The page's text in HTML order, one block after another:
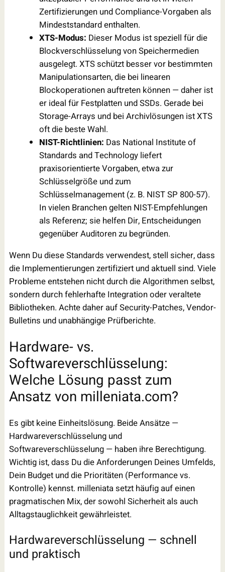
Zertifizierungen und Compliance-Vorgaben als
Mindeststandard enthalten.
XTS-Modus: Dieser Modus ist speziell für die
Blockverschlüsselung von Speichermedien
ausgelegt. XTS schützt besser vor bestimmten
Manipulationsarten, die bei linearen
Blockoperationen auftreten können — daher ist
er ideal für Festplatten und SSDs. Gerade bei
Storage-Arrays und bei Archivlösungen ist XTS
oft die beste Wahl.
NIST-Richtlinien: Das National Institute of
Standards and Technology liefert
praxisorientierte Vorgaben, etwa zur
Schlüsselgröße und zum
Schlüsselmanagement (z. B. NIST SP 800-57).
In vielen Branchen gelten NIST-Empfehlungen
als Referenz; sie helfen Dir, Entscheidungen
gegenüber Auditoren zu begründen.
Wenn Du diese Standards verwendest, stell sicher, dass
die Implementierungen zertifiziert und aktuell sind. Viele
Probleme entstehen nicht durch die Algorithmen selbst,
sondern durch fehlerhafte Integration oder veraltete
Bibliotheken. Achte daher auf Security-Patches, Vendor-
Bulletins und unabhängige Prüfberichte.
Hardware- vs.
Softwareverschlüsselung:
Welche Lösung passt zum
Ansatz von milleniata.com?
Es gibt keine Einheitslösung. Beide Ansätze —
Hardwareverschlüsselung und
Softwareverschlüsselung — haben ihre Berechtigung.
Wichtig ist, dass Du die Anforderungen Deines Umfelds,
Dein Budget und die Prioritäten (Performance vs.
Kontrolle) kennst. milleniata setzt häufig auf einen
pragmatischen Mix, der sowohl Sicherheit als auch
Alltagstauglichkeit gewährleistet.
Hardwareverschlüsselung — schnell
und praktisch